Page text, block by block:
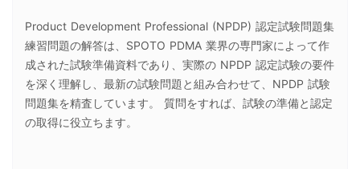
Product Development Professional (NPDP) 認定試験問題集
練習問題の解答は、SPOTO PDMA 業界の専門家によって作
成された試験準備資料であり、実際の NPDP 認定試験の要件
を深く理解し、最新の試験問題と組み合わせて、NPDP 試験
問題集を精査しています。 質問をすれば、試験の準備と認定
の取得に役立ちます。